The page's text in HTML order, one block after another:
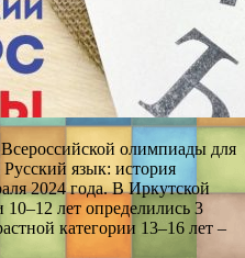
олимпиады для
язык: история
2024 года. В Иркутской
10–12 лет определились 3
категории 13–16 лет –